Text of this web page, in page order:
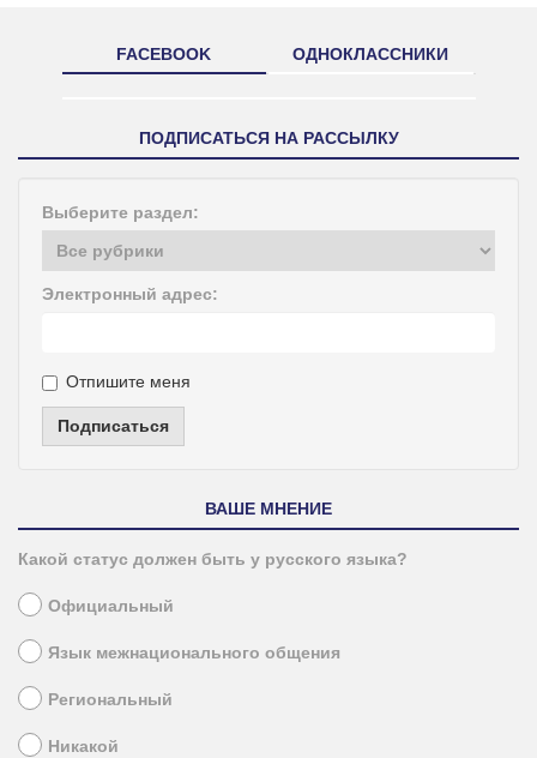
FACEBOOK ОДНОКЛАССНИКИ
ПОДПИСАТЬСЯ НА РАССЫЛКУ
Выберите раздел:
Электронный адрес:
Отпишите меня
Подписаться
ВАШЕ МНЕНИЕ
Какой статус должен быть у русского языка?
Официальный
Язык межнационального общения
Региональный
Никакой